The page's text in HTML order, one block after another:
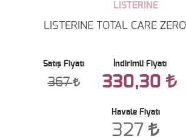
LISTERINE
LISTERINE TOTAL CARE
Satış Fiyatı
367
İndirimli Fiyatı
330,30
Havale Fiyatı
327